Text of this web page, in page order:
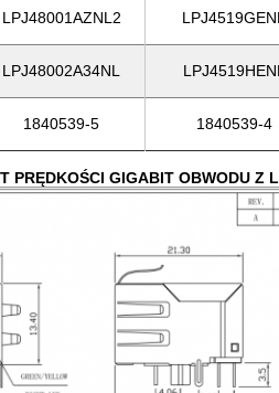
LPJ48001AZNL2 LPJ4519GENL
LPJ48002A34NL LPJ4519HENL
1840539-5 1840539-4
PRĘDKOŚCI GIGABIT OBWODU Z